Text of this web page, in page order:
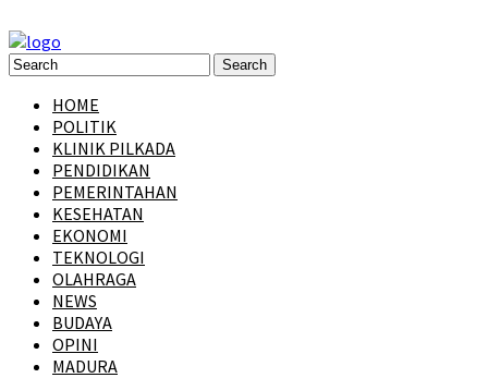
HOME
POLITIK
KLINIK PILKADA
PENDIDIKAN
PEMERINTAHAN
KESEHATAN
EKONOMI
TEKNOLOGI
OLAHRAGA
NEWS
BUDAYA
OPINI
MADURA